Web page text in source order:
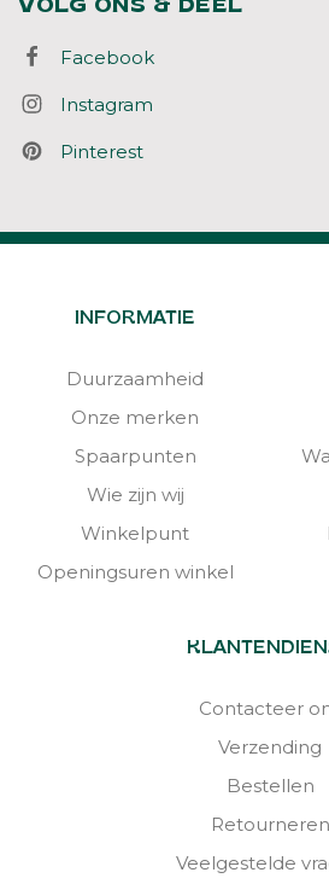
VOLG ONS & DEEL
Facebook
Instagram
Pinterest
INFORMATIE
Duurzaamheid
Onze merken
Spaarpunten
Wie zijn wij
Winkelpunt
Openingsuren winkel
Contacteer
Verzending
Bestellen
Retourneren
Veelgestelde